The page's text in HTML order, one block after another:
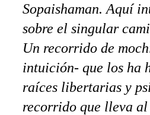
Sopaishaman. Aquí
sobre el singular
Un recorrido de
intuición- que los ha
raíces libertarias y
recorrido que lleva al